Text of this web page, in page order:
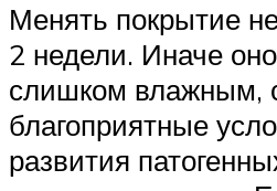
Менять покрытие
2 недели. Иначе
слишком влажным,
благоприятные
развития